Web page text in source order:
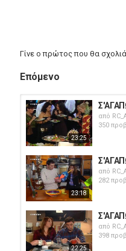
Γίνε ο πρώτος που θα
Επόμενο
23:25
από
350
23:18
από
282
22:25
από
398